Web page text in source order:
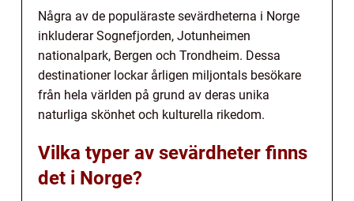
Några av de populäraste sevärdheterna i Norge
inkluderar Sognefjorden, Jotunheimen
nationalpark, Bergen och Trondheim. Dessa
destinationer lockar årligen miljontals besökare
från hela världen på grund av deras unika
naturliga skönhet och kulturella rikedom.
Vilka typer av sevärdheter finns
det i Norge?